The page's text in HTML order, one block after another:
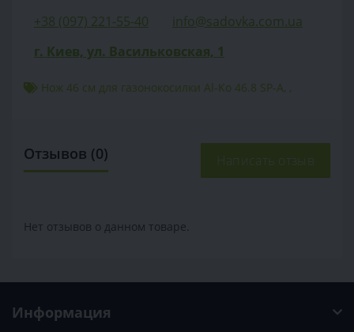
+38 (097) 221-55-40
info@sadovka.com.ua
г. Киев, ул. Васильковская, 1
Нож 46 см для газонокосилки Al-Ko 46.8 SP-A, ,
Отзывов (0) Написать отзыв
Нет отзывов о данном товаре.
Информация